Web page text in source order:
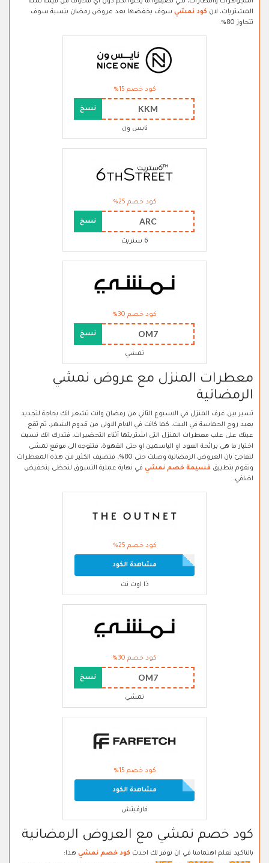
المشتريات، لان كود نمشي سوف يخفضها بعد عروض رمضان بنسبة سوف
تتجاوز 80%.
كود خصم 15%
KKM نسخ
نايس ون
كود خصم 25%
ARC نسخ
6 ستريت
كود خصم 30%
OM7 نسخ
نمشي
معطرات المنزل مع عروض نمشي
الرمضانية
تسير بين غرف المنزل في الاسبوع الثاني من رمضان وانت تشعر انك بحاجة لتجديد
يعيد روح الحماسة في البيت، كما كانت في الايام الاولى من قدوم الشهر، ثم تقع
عينك على علب معطرات المنزل التي اشتريتها أثناء التحضيرات، فتدرك انك نسيت
اختيار ما هي برائحة العود او الياسمين او حتى القهوة، فتتوجه الى موقع نمشي
لتفاجئ بان العروض الرمضانية وصلت حتى 80%، فتضيف الكثير من هذه المعطرات
وتقوم بتطبيق قسيمة خصم نمشي في نهاية عملية التسوق لتحظى بتخفيض
اضافي.
كود خصم 25%
مشاهدة الكود
ذا اوت نت
كود خصم 30%
OM7 نسخ
نمشي
كود خصم 15%
مشاهدة الكود
فارفيتش
كود خصم نمشي مع العروض الرمضانية
بالتاكيد تعلم اهتمامنا في ان نوفر لك احدث كود خصم نمشي هذا: